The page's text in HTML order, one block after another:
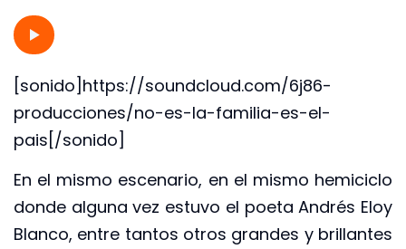
[sonido]https://soundcloud.com/6j86-
producciones/no-es-la-familia-es-el-
pais[/sonido]
En el mismo escenario, en el mismo hemiciclo
donde alguna vez estuvo el poeta Andrés Eloy
Blanco, entre tantos otros grandes y brillantes